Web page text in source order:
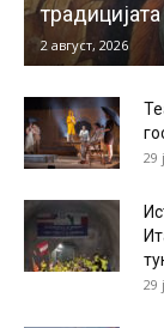
2 август, 2026
29
29